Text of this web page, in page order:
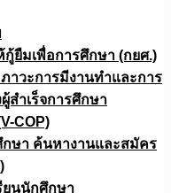
กู้ยืมเพื่อการศึกษา (กยศ.)
าวะการมีงานทำและการ
สำเร็จการศึกษา
COP)
กษา ค้นหางานและสมัคร
ยนนักศึกษา